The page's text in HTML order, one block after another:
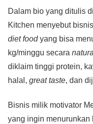
Dalam bio yang ditulis
Kitchen menyebut
diet foodyang bisa
kg/minggu secara
diklaim tinggi protein,
halal, great taste, dan
Bisnis milik motivator
yang ingin menurunkan